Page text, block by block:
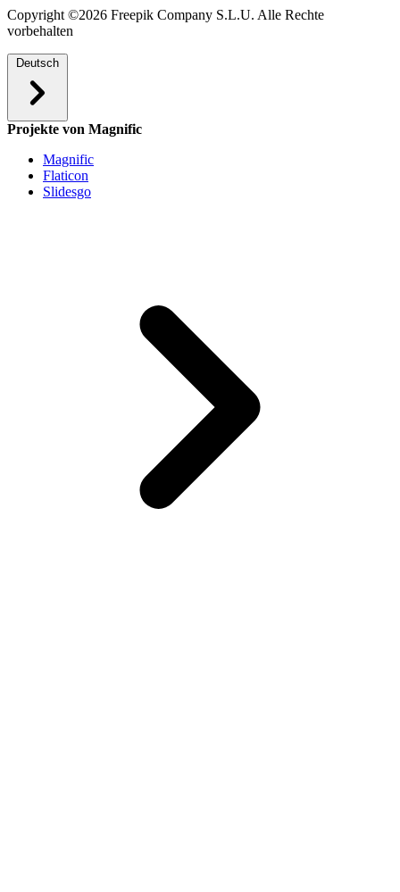
Copyright ©2026 Freepik Company S.L.U. Alle Rechte
vorbehalten
Deutsch
Projekte von Magnific
Magnific
Flaticon
Slidesgo